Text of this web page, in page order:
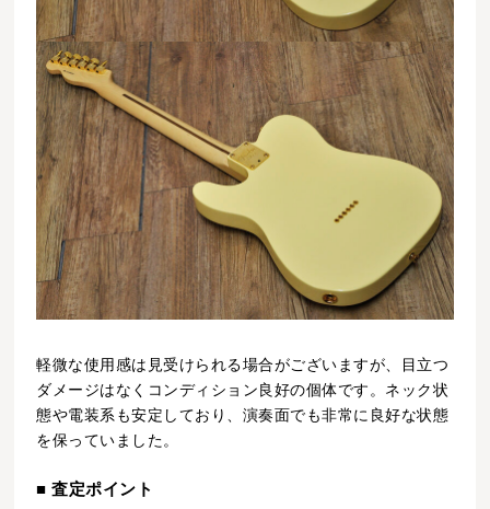
軽微な使用感は見受けられる場合がございますが、目立つ
ダメージはなくコンディション良好の個体です。ネック状
態や電装系も安定しており、演奏面でも非常に良好な状態
を保っていました。
■ 査定ポイント